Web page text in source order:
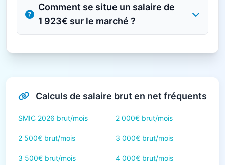
Comment se situe un salaire de
1 923€ sur le marché ?
Calculs de salaire brut en net fréquents
SMIC 2026 brut/mois 2 000€ brut/mois
2 500€ brut/mois 3 000€ brut/mois
3 500€ brut/mois 4 000€ brut/mois